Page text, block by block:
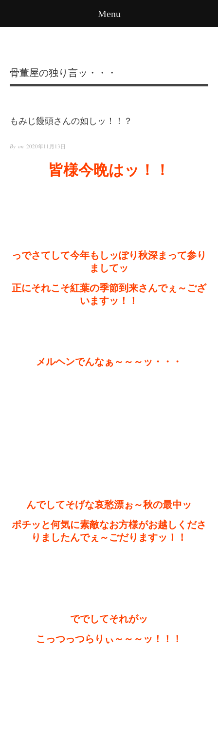
Menu
骨董屋の独り言ッ・・・
もみじ饅頭さんの如しッ！！？
By on 2020年11月13日
皆様今晩はッ！！
っでさてして今年もしッぽり秋深まって参り
ましてッ
正にそれこそ紅葉の季節到来さんでぇ～ござ
いますッ！！
メルヘンでんなぁ～～～ッ・・・
んでしてそげな哀愁漂ぉ～秋の最中ッ
ポチッと何気に素敵なお方様がお越しくださ
りましたんでぇ～ごだりますッ！！
ででしてそれがッ
こっつっつらりぃ～～～ッ！！！